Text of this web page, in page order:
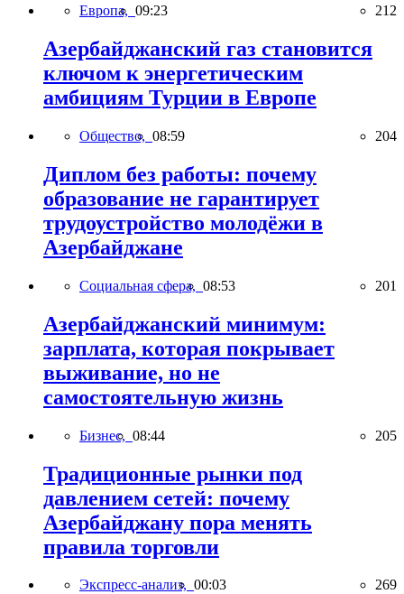
Европа, 09:23 212
Азербайджанский газ становится
ключом к энергетическим
амбициям Турции в Европе
Общество, 08:59 204
Диплом без работы: почему
образование не гарантирует
трудоустройство молодёжи в
Азербайджане
Социальная сфера, 08:53 201
Азербайджанский минимум:
зарплата, которая покрывает
выживание, но не
самостоятельную жизнь
Бизнес, 08:44 205
Традиционные рынки под
давлением сетей: почему
Азербайджану пора менять
правила торговли
Экспресс-анализ, 00:03 269